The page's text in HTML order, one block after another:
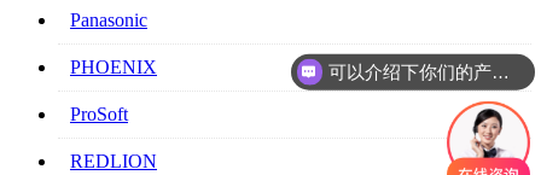
Panasonic
PHOENIX
ProSoft
REDLION
可以介绍下你们的产品么
你们是怎么收费的呢